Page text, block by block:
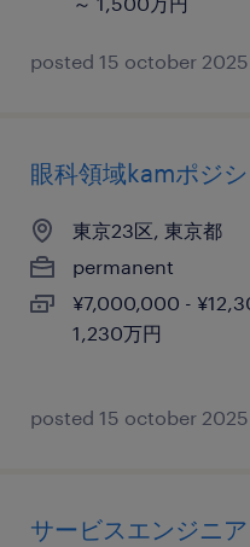
posted 15 october 2025
眼科領域kamポジ
東京23区, 東京都
permanent
¥7,000,000 -
1,230万円
posted 15 october 2025
サービスエンジニ